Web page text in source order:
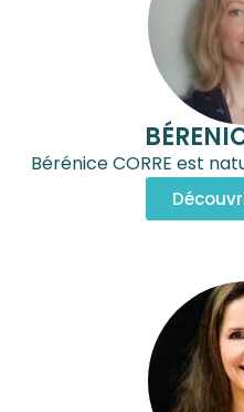
Bérénice CORRE est